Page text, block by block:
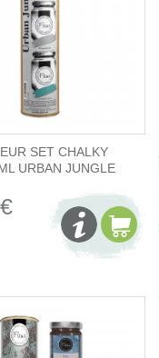
SET CHALKY
URBAN JUNGLE